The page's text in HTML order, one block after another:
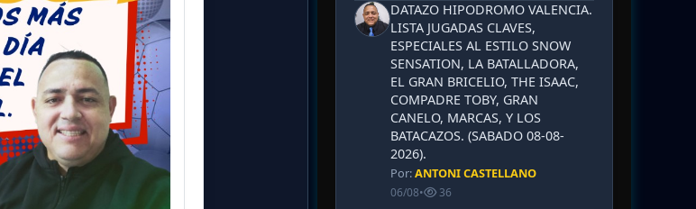
DATAZO HIPODROMO VALENCIA.
LISTA JUGADAS CLAVES,
ESPECIALES AL ESTILO SNOW
SENSATION, LA BATALLADORA,
EL GRAN BRICELIO, THE ISAAC,
COMPADRE TOBY, GRAN
CANELO, MARCAS, Y LOS
BATACAZOS. (SABADO 08-08-
2026).
Por:ANTONI CASTELLANO
06/08• 36